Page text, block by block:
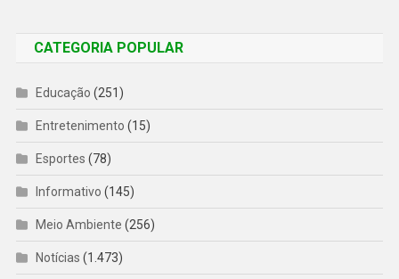
CATEGORIA POPULAR
Educação (251)
Entretenimento (15)
Esportes (78)
Informativo (145)
Meio Ambiente (256)
Notícias (1.473)